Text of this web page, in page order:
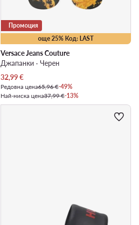
още 25% Код: LAST
Промоция
Versace Jeans Couture
Джапанки · Черен
Актуална цена
32,99€
Редовна цена65,96 €-49%
Най-ниска цена37,99 €-13%